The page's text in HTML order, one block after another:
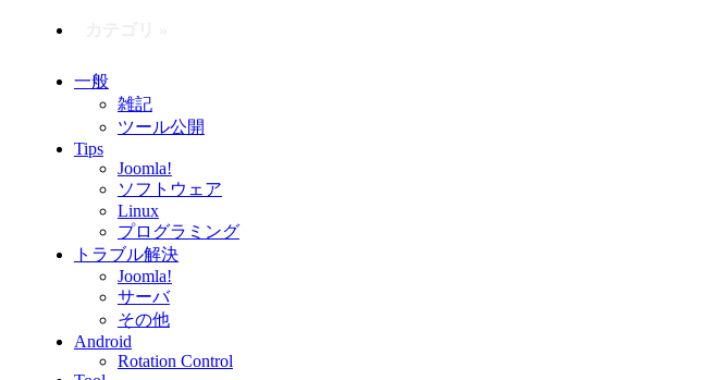
一般
雑記
ツール公開
Tips
Joomla!
ソフトウェア
Linux
プログラミング
トラブル解決
Joomla!
サーバ
その他
Android
Rotation Control